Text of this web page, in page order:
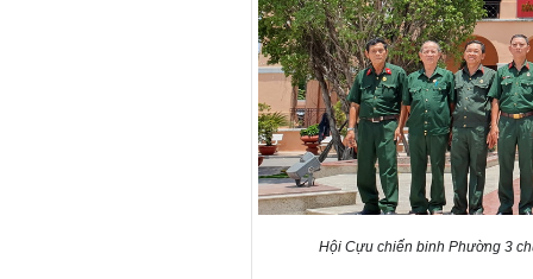
Hội Cựu chiến binh Phường 3